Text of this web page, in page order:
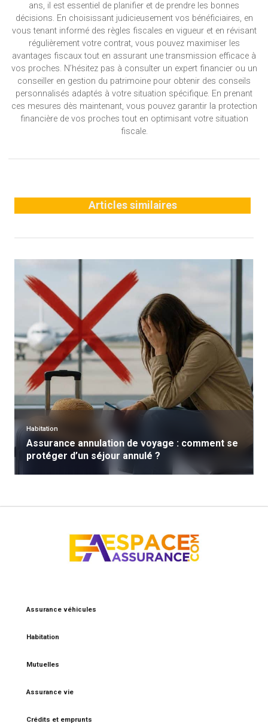
ans, il est essentiel de planifier et de prendre les bonnes
décisions. En choisissant judicieusement vos bénéficiaires, en
vous tenant informé des règles fiscales en vigueur et en révisant
régulièrement votre contrat, vous pouvez maximiser les
avantages fiscaux tout en assurant une transmission efficace à
vos proches. N’hésitez pas à consulter un expert financier ou un
conseiller en gestion du patrimoine pour obtenir des conseils
personnalisés adaptés à votre situation spécifique. En prenant
ces mesures dès maintenant, vous pouvez garantir la protection
financière de vos proches tout en optimisant votre situation
fiscale.
Articles similaires
Habitation
Assurance annulation de voyage : comment se
protéger d’un séjour annulé ?
Assurance véhicules
Habitation
Mutuelles
Assurance vie
Crédits et emprunts